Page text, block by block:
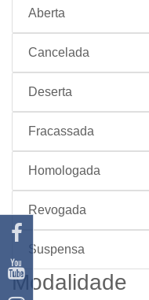
Aberta
Cancelada
Deserta
Fracassada
Homologada
Revogada
Suspensa
Modalidade